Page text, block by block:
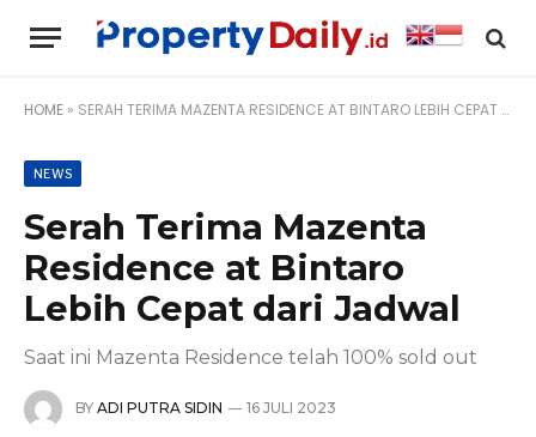
HOME » SERAH TERIMA MAZENTA RESIDENCE AT BINTARO LEBIH CEPAT DARI JADWAL
NEWS
Serah Terima Mazenta
Residence at Bintaro
Lebih Cepat dari Jadwal
Saat ini Mazenta Residence telah 100% sold out
BY ADI PUTRA SIDIN 16 JULI 2023